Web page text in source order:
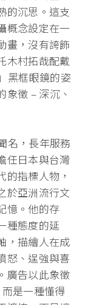
的沉思。這支
概念設定在一
畫，沒有誇飾
木村拓哉配戴
黑框眼鏡的姿
徵 – 深沉、
名，長年服務
任日本與台灣
指標人物，
於亞洲流行文
憶。他的存
種態度的延
，描繪人在成
怒、逞強與喜
廣告以此象徵
是一種懂得